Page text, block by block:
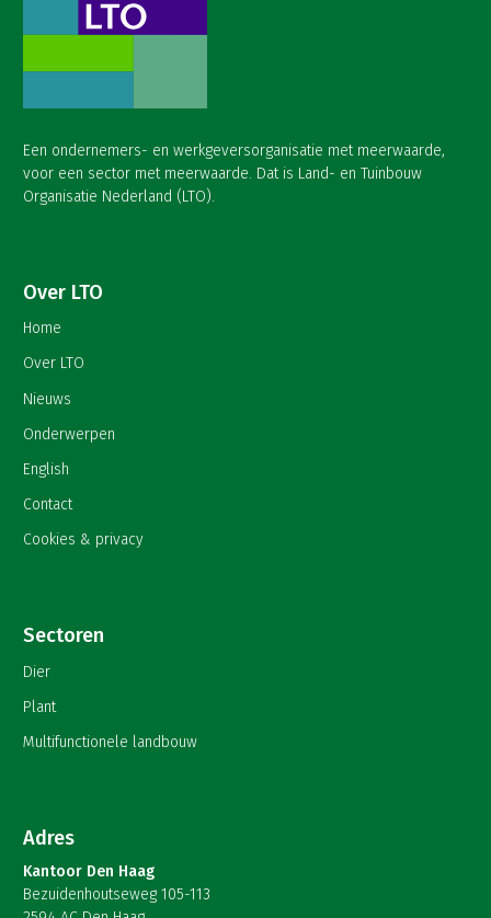
Een ondernemers- en werkgeversorganisatie met meerwaarde,
voor een sector met meerwaarde. Dat is Land- en Tuinbouw
Organisatie Nederland (LTO).
Over LTO
Home
Over LTO
Nieuws
Onderwerpen
English
Contact
Cookies & privacy
Sectoren
Dier
Plant
Multifunctionele landbouw
Adres
Kantoor Den Haag
Bezuidenhoutseweg 105-113